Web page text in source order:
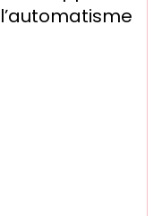
l’automatisme